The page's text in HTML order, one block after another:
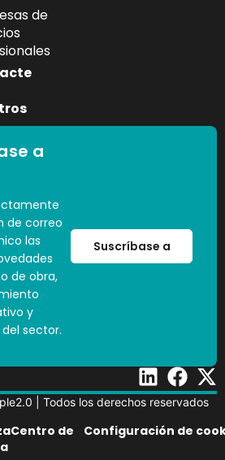
de
a
de correo
las
de obra,
y
sector.
Suscríbase a
| Todos los derechos reservados
de
Configuración de